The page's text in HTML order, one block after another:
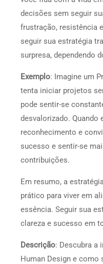
decisões sem seguir
frustração, resistência
seguir sua estratégia
surpresa, dependendo
Exemplo: Imagine um
tenta iniciar projetos
pode sentir-se
desvalorizado. Quando
reconhecimento e
sucesso e sentir-se
contribuições.
Em resumo, a
prático para viver em
essência. Seguir sua
clareza e sucesso em
Descrição: Descubra a
Human Design e como